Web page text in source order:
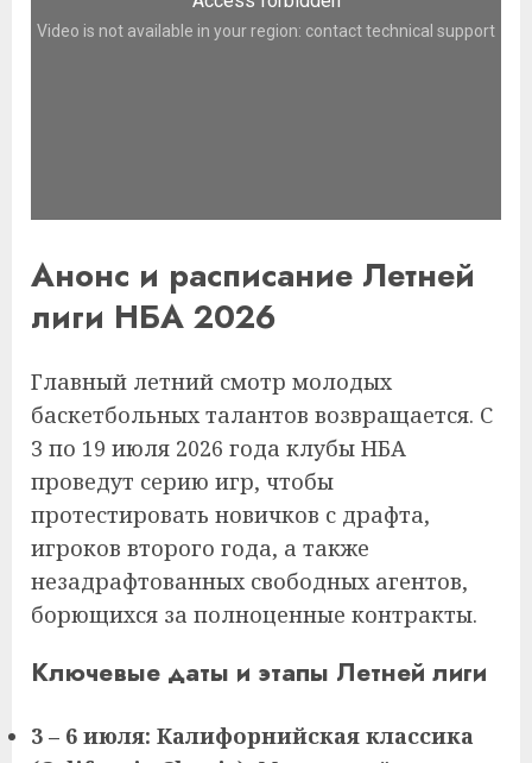
Анонс и расписание Летней
лиги НБА 2026
Главный летний смотр молодых
баскетбольных талантов возвращается. С
3 по 19 июля 2026 года клубы НБА
проведут серию игр, чтобы
протестировать новичков с драфта,
игроков второго года, а также
незадрафтованных свободных агентов,
борющихся за полноценные контракты.
Ключевые даты и этапы Летней лиги
3 – 6 июля: Калифорнийская классика